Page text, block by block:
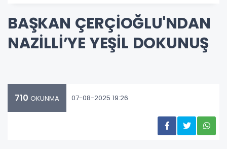
BAŞKAN ÇERÇİOĞLU'NDAN
NAZİLLİ’YE YEŞİL DOKUNUŞ
710 OKUNMA 07-08-2025 19:26